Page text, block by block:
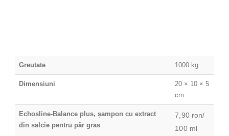
Greutate 1000 kg
Dimensiuni
20 × 10 × 5
cm
Echosline-Balance plus, șampon cu extract
din salcie pentru păr gras
7,90 ron/
100 ml